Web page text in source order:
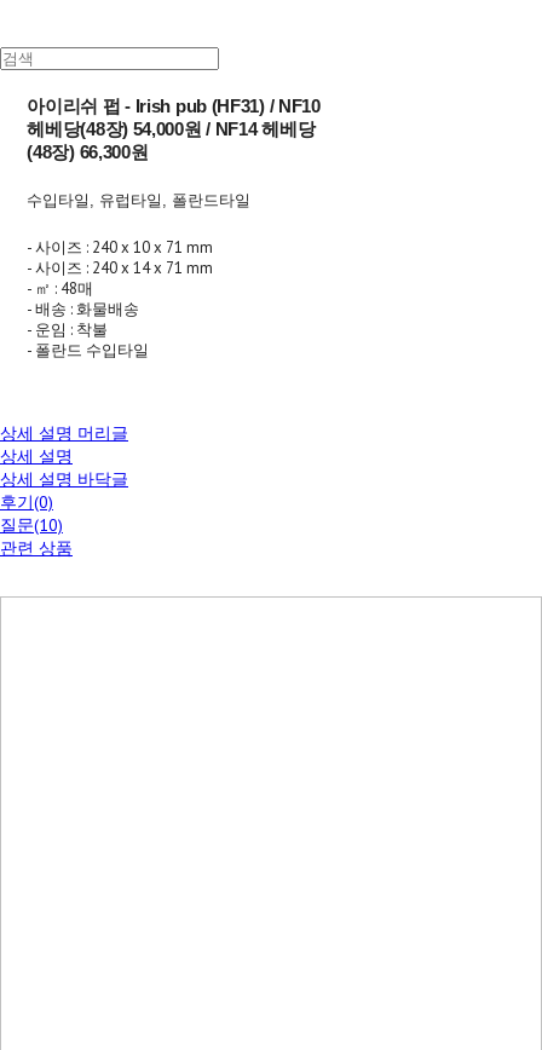
아이리쉬 펍 - Irish pub (HF31) / NF10
헤베당(48장) 54,000원 / NF14 헤베당
(48장) 66,300원
수입타일, 유럽타일, 폴란드타일
- 사이즈 : 240 x 10 x 71 mm
- 사이즈 : 240 x 14 x 71 mm
- ㎡ : 48매
- 배송 : 화물배송
- 운임 : 착불
- 폴란드 수입타일
상세 설명 머리글
상세 설명
상세 설명 바닥글
후기(0)
질문(10)
관련 상품